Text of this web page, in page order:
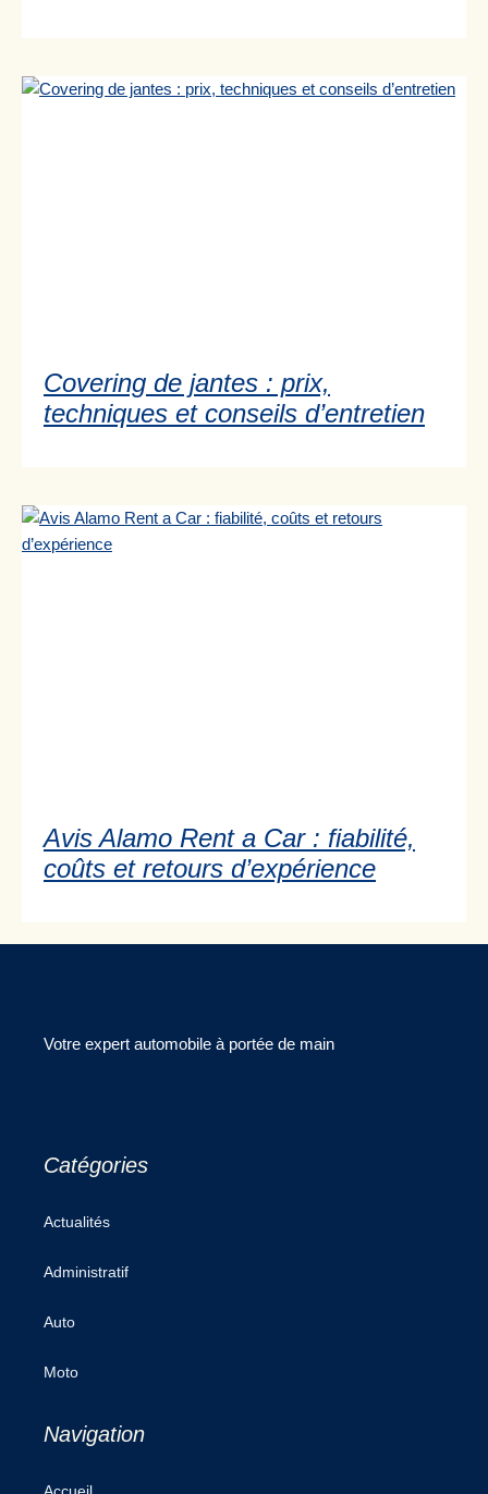
Covering de jantes : prix,
techniques et conseils d’entretien
Avis Alamo Rent a Car : fiabilité,
coûts et retours d’expérience
Votre expert automobile à portée de main
Catégories
Actualités
Administratif
Auto
Moto
Navigation